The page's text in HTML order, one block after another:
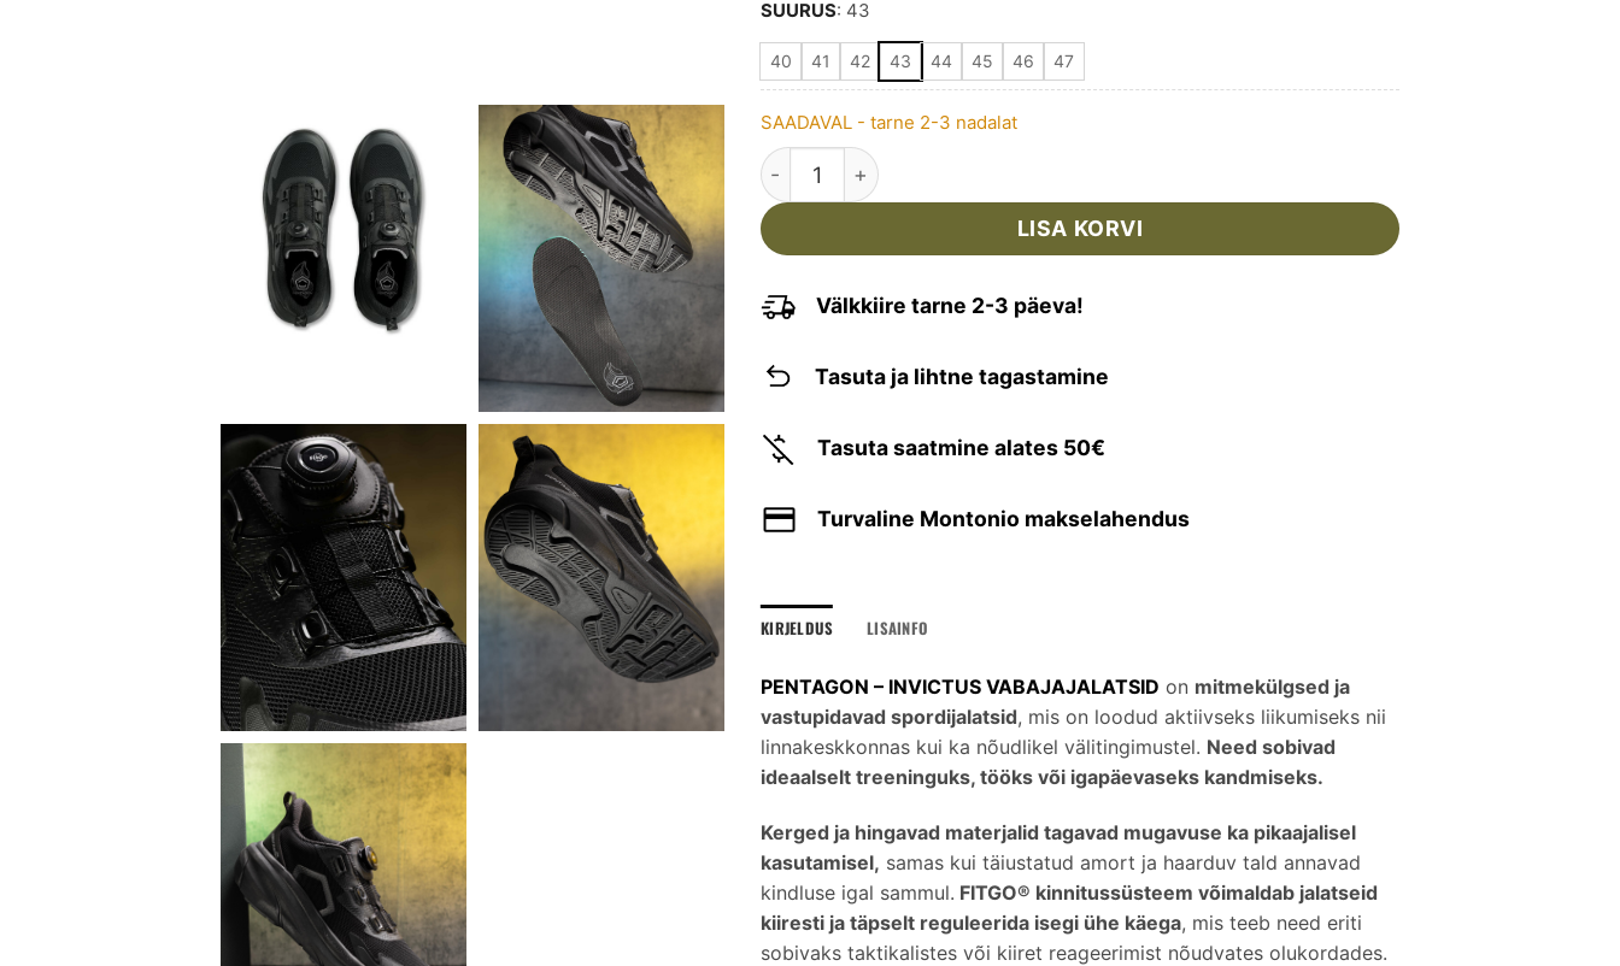
SUURUS: 43
40 41 42 43 44 45 46 47
SAADAVAL - tarne 2-3 nadalat
PENTAGON - INVICTUS VABAJAJALATSID kogus
LISA KORVI
Välkkiire tarne 2-3 päeva!
Tasuta ja lihtne tagastamine
Tasuta saatmine alates 50€
Turvaline Montonio makselahendus
KIRJELDUS LISAINFO
PENTAGON – INVICTUS VABAJAJALATSID on mitmekülgsed ja
vastupidavad spordijalatsid, mis on loodud aktiivseks liikumiseks nii
linnakeskkonnas kui ka nõudlikel välitingimustel. Need sobivad
ideaalselt treeninguks, tööks või igapäevaseks kandmiseks.
Kerged ja hingavad materjalid tagavad mugavuse ka pikaajalisel
kasutamisel, samas kui täiustatud amort ja haarduv tald annavad
kindluse igal sammul. FITGO® kinnitussüsteem võimaldab jalatseid
kiiresti ja täpselt reguleerida isegi ühe käega, mis teeb need eriti
sobivaks taktikalistes või kiiret reageerimist nõudvates olukordades.